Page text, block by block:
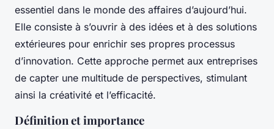
essentiel dans le monde des affaires d’aujourd’hui.
Elle consiste à s’ouvrir à des idées et à des solutions
extérieures pour enrichir ses propres processus
d’innovation. Cette approche permet aux entreprises
de capter une multitude de perspectives, stimulant
ainsi la créativité et l’efficacité.
Définition et importance